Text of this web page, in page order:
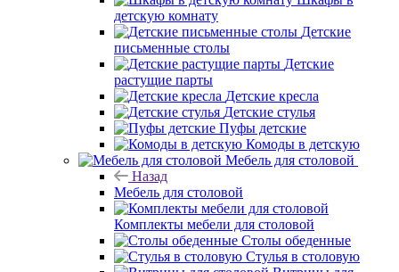
детскую комнату
Детские
письменные столы
Детские
растущие парты
Детские кресла
Детские стулья
Пуфы детские
Комоды в детскую
Мебель для столовой
Назад
Мебель для столовой
Комплекты мебели для столовой
Столы обеденные
Стулья в столовую